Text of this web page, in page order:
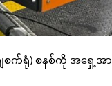
စက်ရုံ) စနစ်ကို အရှေ့အာ